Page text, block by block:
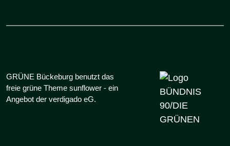
GRÜNE Bückeburg benutzt das
freie grüne Theme sunflower ‐ ein
Angebot der verdigado eG.